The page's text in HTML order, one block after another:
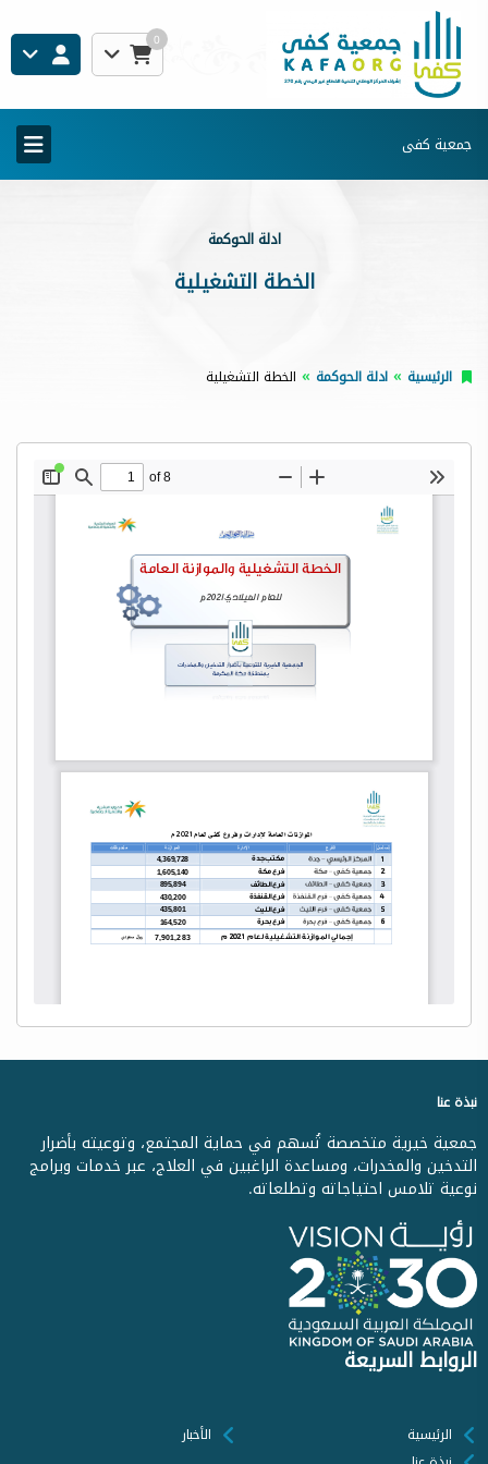
0
جمعية كفى
ادلة الحوكمة
الخطة التشغيلية
الرئيسية ادلة الحوكمة الخطة التشغيلية
نبذة عنا
جمعية خيرية متخصصة تُسهم في حماية المجتمع، وتوعيته بأضرار
التدخين والمخدرات، ومساعدة الراغبين في العلاج، عبر خدمات وبرامج
نوعية تلامس احتياجاته وتطلعاته.
الروابط السريعة
الرئيسية
الأخبار